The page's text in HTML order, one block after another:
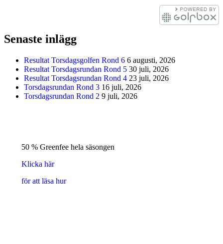
Senaste inlägg
Resultat Torsdagsgolfen Rond 6 6 augusti, 2026
Resultat Torsdagsrundan Rond 5 30 juli, 2026
Resultat Torsdagsrundan Rond 4 23 juli, 2026
Torsdagsrundan Rond 3 16 juli, 2026
Torsdagsrundan Rond 2 9 juli, 2026
50 % Greenfee hela säsongen
Klicka här
för att läsa hur